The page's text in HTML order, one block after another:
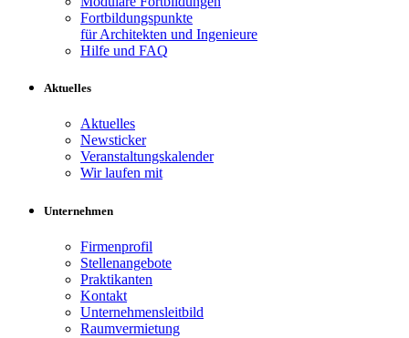
Fortbildungspunkte
für Architekten und Ingenieure
Hilfe und FAQ
Aktuelles
Aktuelles
Newsticker
Veranstaltungskalender
Wir laufen mit
Unternehmen
Firmenprofil
Stellenangebote
Praktikanten
Kontakt
Unternehmensleitbild
Raumvermietung